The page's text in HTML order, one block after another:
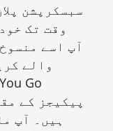
سبسکرپشن
وقت تک
آپ اسے
والے
ہیں۔ آپ